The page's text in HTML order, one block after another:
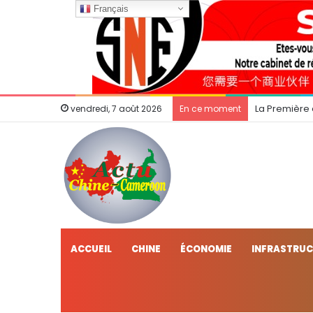
vendredi, 7 août 2026 En ce moment La
ACCUEIL CHINE ÉCONOMIE
Français